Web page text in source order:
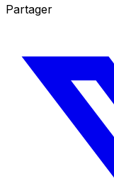
Partager